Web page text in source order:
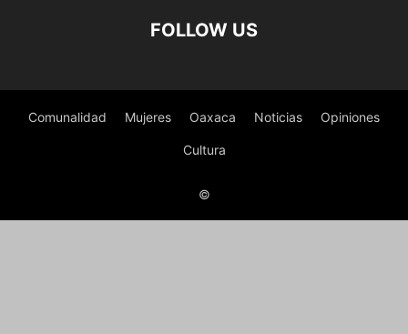
FOLLOW US
Comunalidad Mujeres Oaxaca Noticias Opiniones
Cultura
©